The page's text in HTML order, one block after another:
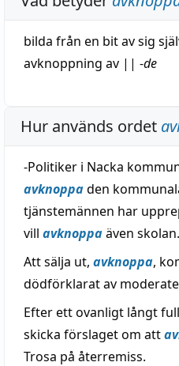
bilda från en bitav sig
avknoppning av || -de
Hur används ordet
-Politiker i Nacka
avknoppaden
tjänstemännen har
vill avknoppaäven skolan.
Att sälja ut, avknoppa,
dödförklarat av
Efter ett ovanligt långt
skicka förslaget om att
Trosa på återremiss.